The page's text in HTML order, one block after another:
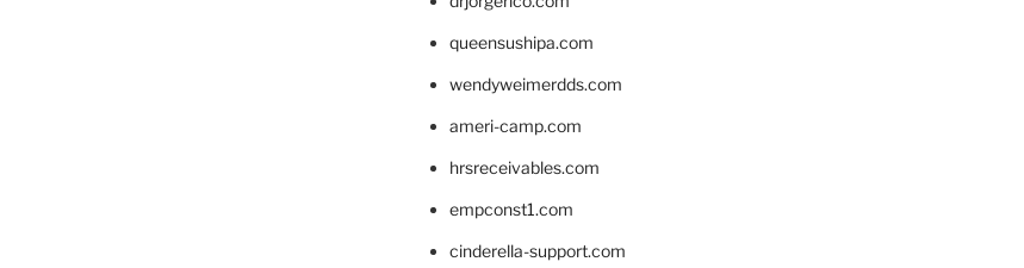
queensushipa.com
wendyweimerdds.com
ameri-camp.com
hrsreceivables.com
empconst1.com
cinderella-support.com